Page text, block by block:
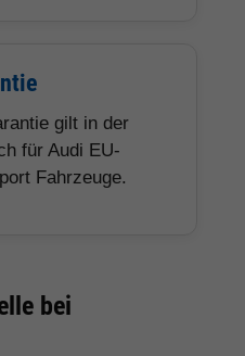
gilt in der
für Audi EU-
Fahrzeuge.
bei